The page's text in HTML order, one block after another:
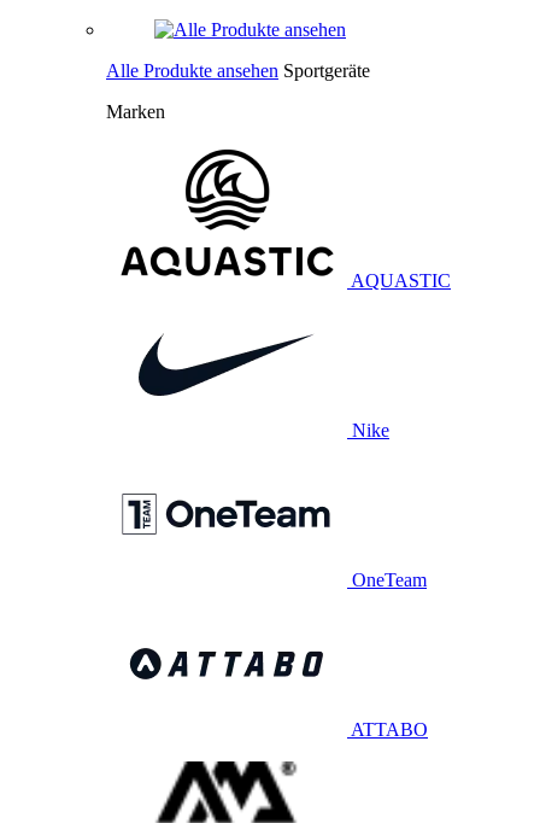
Alle Produkte ansehen Sportgeräte
Marken
AQUASTIC
Nike
OneTeam
ATTABO